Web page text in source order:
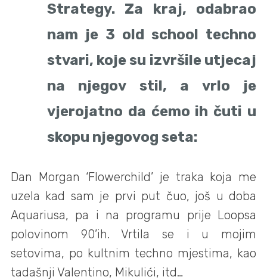
Strategy. Za kraj, odabrao
nam je 3 old school techno
stvari, koje su izvršile utjecaj
na njegov stil, a vrlo je
vjerojatno da ćemo ih čuti u
skopu njegovog seta:
Dan Morgan ‘Flowerchild’ je traka koja me
uzela kad sam je prvi put čuo, još u doba
Aquariusa, pa i na programu prije Loopsa
polovinom 90’ih. Vrtila se i u mojim
setovima, po kultnim techno mjestima, kao
tadašnji Valentino, Mikulići, itd…